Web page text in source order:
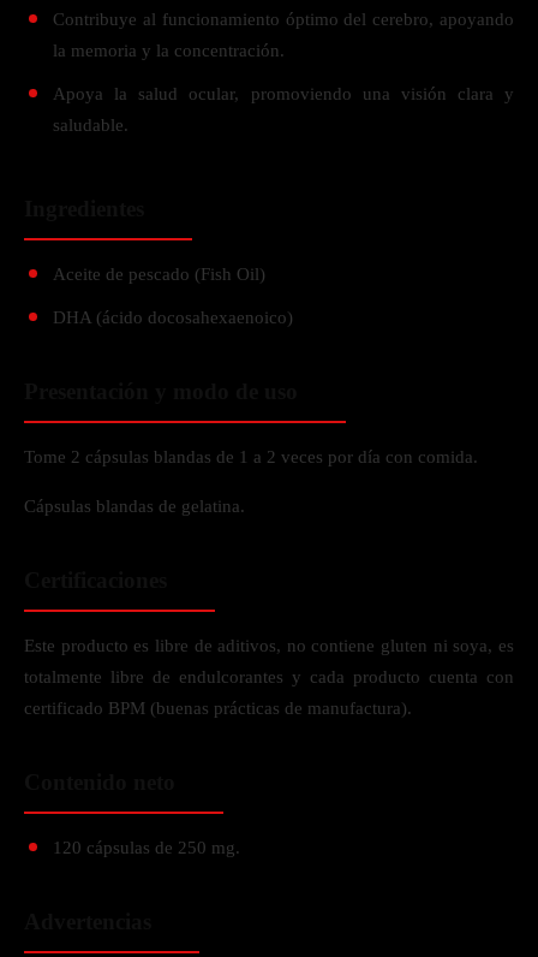
Contribuye al funcionamiento óptimo del cerebro, apoyando
la memoria y la concentración.
Apoya la salud ocular, promoviendo una visión clara y
saludable.
Aceite de pescado (Fish Oil)
DHA (ácido docosahexaenoico)
Tome 2 cápsulas blandas de 1 a 2 veces por día con comida.
Cápsulas blandas de gelatina.
Este producto es libre de aditivos, no contiene gluten ni soya, es
totalmente libre de endulcorantes y cada producto cuenta con
certificado BPM (buenas prácticas de manufactura).
120 cápsulas de 250 mg.